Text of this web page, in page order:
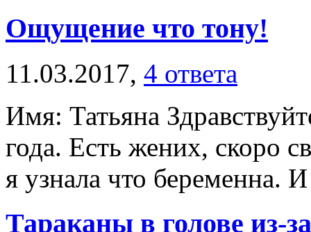
Ощущение что тону!
11.03.2017, 4 ответа
Имя: Татьяна
года. Есть жених, скоро
я узнала что беременна.
Тараканы в голове из-